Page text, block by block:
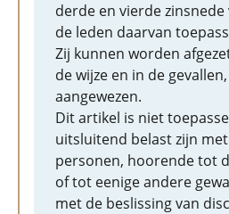
derde en vierde
de leden daarvan
Zij kunnen worden
de wijze en in de
aangewezen.
Dit artikel is niet
uitsluitend belast zijn
personen, hoorende tot
of tot eenige andere
met de beslissing van